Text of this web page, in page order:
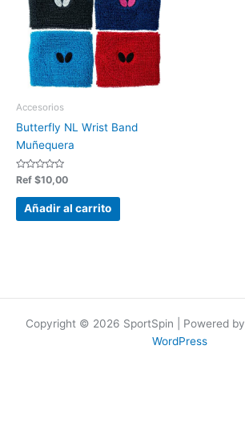
Accesorios
Butterfly NL Wrist Band
Muñequera
Valorado
en
0
Ref $10,00
Añadir al carrito
Copyright © 2026 SportSpin | Powered by
WordPress